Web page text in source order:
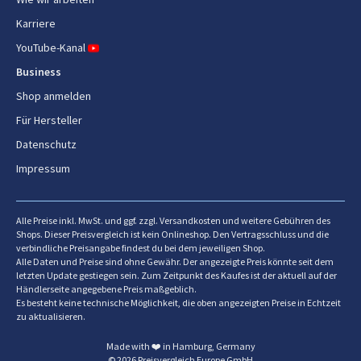
Gehäusematerial
Gewicht und Abmessungen
Gewicht
Breite 108,6 mm
Verpackungsbreite 111,5 mm
Verpackungstiefe 14 mm
Verpackungshöhe
240 g
Karriere
YouTube-Kanal
Business
Shop anmelden
Für Hersteller
Datenschutz
Impressum
Alle Preise inkl. MwSt. und ggf. zzgl. Versandkosten und weitere Gebühren des
Shops. Dieser Preisvergleich ist kein Onlineshop. Den Vertragsschluss und die
verbindliche Preisangabe findest du bei dem jeweiligen Shop.
Alle Daten und Preise sind ohne Gewähr. Der angezeigte Preis könnte seit dem
letzten Update gestiegen sein. Zum Zeitpunkt des Kaufes ist der aktuell auf der
Händlerseite angegebene Preis maßgeblich.
Es besteht keine technische Möglichkeit, die oben angezeigten Preise in Echtzeit
zu aktualisieren.
Made with ❤️ in Hamburg, Germany